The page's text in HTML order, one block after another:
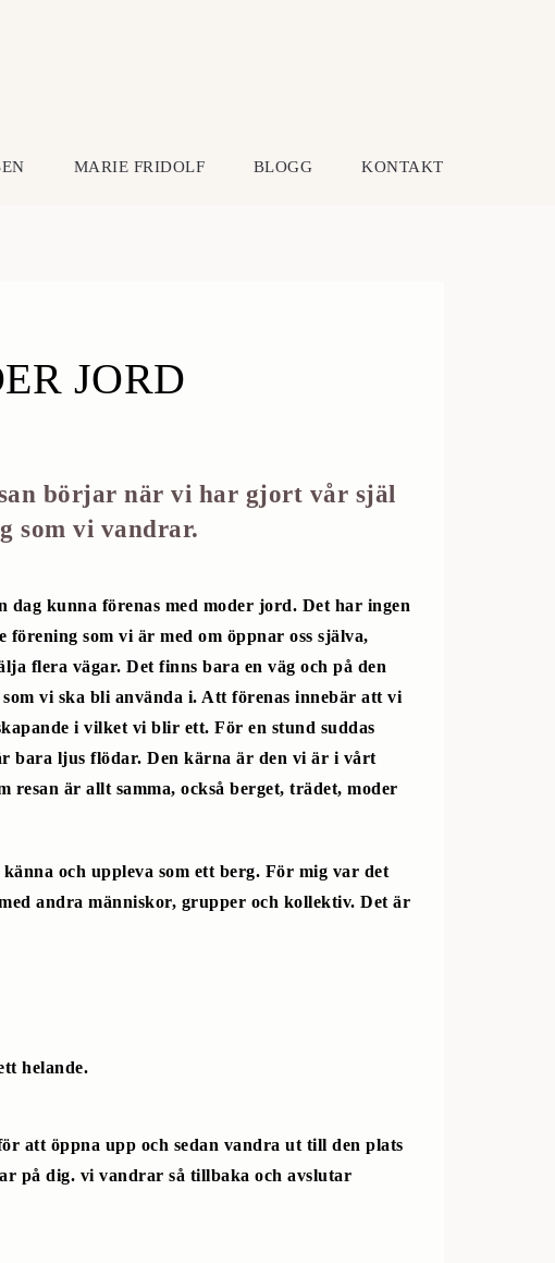
MARIE FRIDOLF BLOGG KONTAKT
JORD
börjar när vi har gjort vår själ
som vi vandrar.
kunna förenas med moder jord. Det har ingen
som vi är med om öppnar oss själva,
flera vägar. Det finns bara en väg och på den
vi ska bli använda i. Att förenas innebär att vi
i vilket vi blir ett. För en stund suddas
bara ljus flödar. Den kärna är den vi är i vårt
resan är allt samma, också berget, trädet, moder
och uppleva som ett berg. För mig var det
andra människor, grupper och kollektiv. Det är
helande.
att öppna upp och sedan vandra ut till den plats
på dig. vi vandrar så tillbaka och avslutar